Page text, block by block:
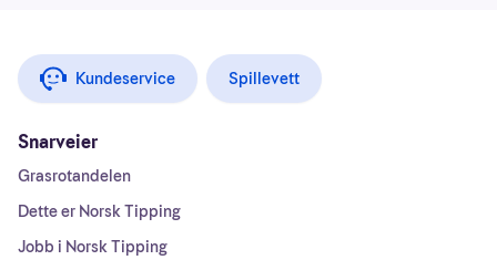
Kundeservice Spillevett
Snarveier
Grasrotandelen
Dette er Norsk Tipping
Jobb i Norsk Tipping